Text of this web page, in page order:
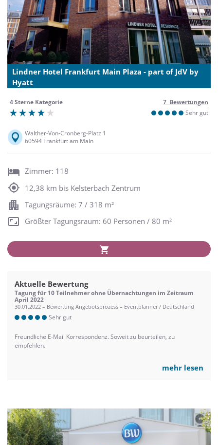
Lindner Hotel Frankfurt Main Plaza - part of JdV by
Hyatt
4 Sterne Kategorie
7 Bewertungen
Sehr gut
Walther-Von-Cronberg-Platz 1
60594 Frankfurt am Main
Zimmer: 118
12,38 km bis Kelsterbach Zentrum
Tagungsräume: 7 / 318 m²
Größter Tagungsraum: 60 Personen / 80 m²
Aktuelle Bewertung
Tagung für 10 Teilnehmer ohne Übernachtungen im Zeitraum
April 2022
30.01.2022 – Bewertung Angebotsprozess – Eventplanner / Deutschland
Sehr gut
Freundliche E-Mail Korrespondenz. Soweit zu beurteilen, zu
empfehlen.
mehr lesen